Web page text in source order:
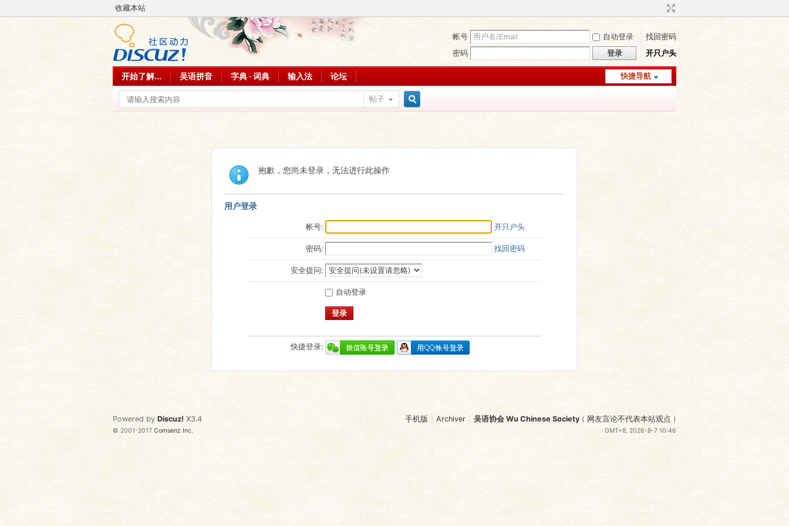
收藏本站
帐号 自动登录
找回密码
密码
登录 开只户头
快捷导航
开始了解... 吴语拼音 字典 · 词典 输入法 论坛
帖子
抱歉，您尚未登录，无法进行此操作
用户登录
帐号: 开只户头
密码: 找回密码
安全提问:
自动登录
登录
快捷登录:
手机版 Archiver 吴语协会 Wu Chinese Society ( 网友言论不代表本站观点 )
GMT+8, 2026-8-7 10:46
Powered by Discuz! X3.4
© 2001-2017Comsenz Inc.